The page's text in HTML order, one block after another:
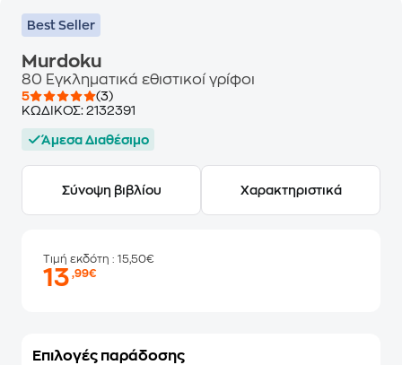
Best Seller
Murdoku
80 Εγκληματικά εθιστικοί γρίφοι
5
(3)
ΚΩΔΙΚΟΣ: 2132391
Άμεσα Διαθέσιμο
Σύνοψη βιβλίου Χαρακτηριστικά
Τιμή εκδότη : 15,50€
13,99€
Επιλογές παράδοσης